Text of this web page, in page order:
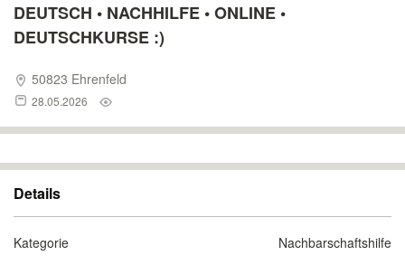
DEUTSCH • NACHHILFE • ONLINE •
DEUTSCHKURSE :)
50823 Ehrenfeld
28.05.2026
Details
Kategorie Nachbarschaftshilfe